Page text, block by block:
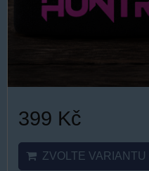
399 Kč
ZVOLTE VARIANTU